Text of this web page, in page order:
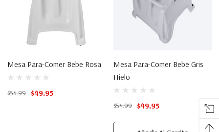
Mesa Para-Comer Bebe Rosa
$54.99 $49.95
Mesa Para-Comer Bebe Gris
Hielo
$54.99 $49.95